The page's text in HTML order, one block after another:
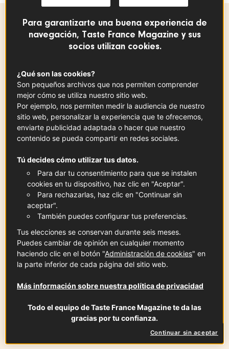
Ingredientespara - +
yemas de erizo
150g
Crème Fraîche d'Isigny & Crème
Fraîche de Bresse DOP
70ml
yema de huevo
Sal & Pimienta
Para garantizarte una buena experiencia de
navegación, Taste France Magazine y sus
socios utilizan cookies.
¿Qué son las cookies?
Son pequeños archivos que nos permiten comprender
mejor cómo se utiliza nuestro sitio web.
Por ejemplo, nos permiten medir la audiencia de nuestro
sitio web, personalizar la experiencia que te ofrecemos,
enviarte publicidad adaptada o hacer que nuestro
contenido se pueda compartir en redes sociales.
Tú decides cómo utilizar tus datos.
Para dar tu consentimiento para que se instalen
cookies en tu dispositivo, haz clic en "Aceptar".
Para rechazarlas, haz clic en "Continuar sin
aceptar".
También puedes configurar tus preferencias.
Tus elecciones se conservan durante seis meses.
Puedes cambiar de opinión en cualquier momento
haciendo clic en el botón "Administración de cookies" en
la parte inferior de cada página del sitio web.
Más información sobre nuestra política de privacidad
Todo el equipo de Taste France Magazine te da las
gracias por tu confianza.
Continuar sin aceptar